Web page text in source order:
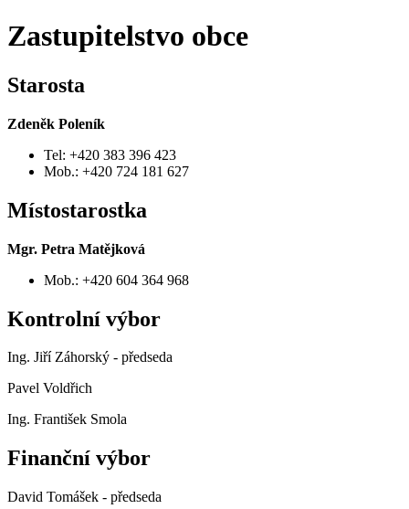
Zastupitelstvo obce
Starosta
Zdeněk Poleník
Tel: +420 383 396 423
Mob.: +420 724 181 627
Místostarostka
Mgr. Petra Matějková
Mob.: +420 604 364 968
Kontrolní výbor
Ing. Jiří Záhorský - předseda
Pavel Voldřich
Ing. František Smola
Finanční výbor
David Tomášek - předseda